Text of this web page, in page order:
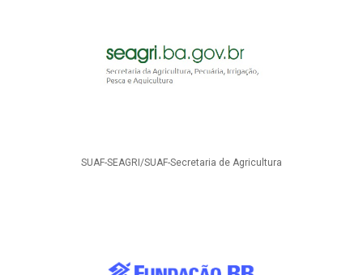
SUAF-SEAGRI/SUAF-Secretaria de Agricultura